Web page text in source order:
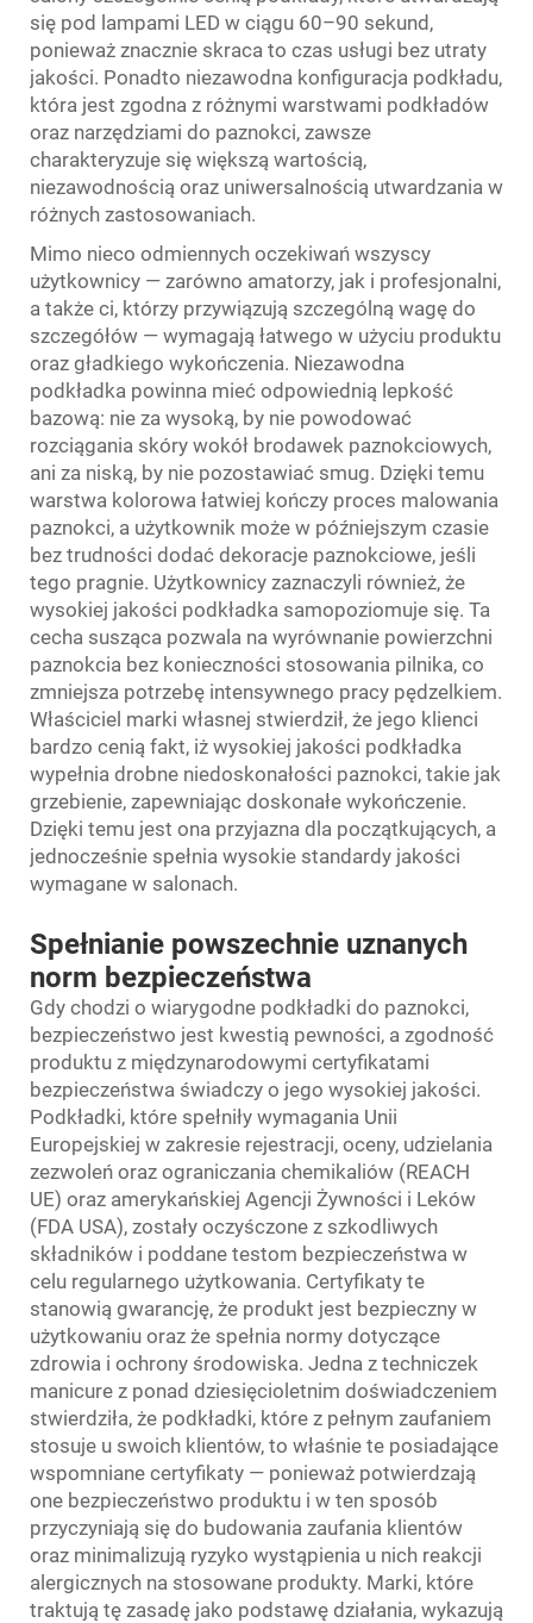
się pod lampami LED w ciągu 60–90 sekund,
ponieważ znacznie skraca to czas usługi bez utraty
jakości. Ponadto niezawodna konfiguracja podkładu,
która jest zgodna z różnymi warstwami podkładów
oraz narzędziami do paznokci, zawsze
charakteryzuje się większą wartością,
niezawodnością oraz uniwersalnością utwardzania w
różnych zastosowaniach.
Mimo nieco odmiennych oczekiwań wszyscy
użytkownicy — zarówno amatorzy, jak i profesjonalni,
a także ci, którzy przywiązują szczególną wagę do
szczegółów — wymagają łatwego w użyciu produktu
oraz gładkiego wykończenia. Niezawodna
podkładka powinna mieć odpowiednią lepkość
bazową: nie za wysoką, by nie powodować
rozciągania skóry wokół brodawek paznokciowych,
ani za niską, by nie pozostawiać smug. Dzięki temu
warstwa kolorowa łatwiej kończy proces malowania
paznokci, a użytkownik może w późniejszym czasie
bez trudności dodać dekoracje paznokciowe, jeśli
tego pragnie. Użytkownicy zaznaczyli również, że
wysokiej jakości podkładka samopoziomuje się. Ta
cecha susząca pozwala na wyrównanie powierzchni
paznokcia bez konieczności stosowania pilnika, co
zmniejsza potrzebę intensywnego pracy pędzelkiem.
Właściciel marki własnej stwierdził, że jego klienci
bardzo cenią fakt, iż wysokiej jakości podkładka
wypełnia drobne niedoskonałości paznokci, takie jak
grzebienie, zapewniając doskonałe wykończenie.
Dzięki temu jest ona przyjazna dla początkujących, a
jednocześnie spełnia wysokie standardy jakości
wymagane w salonach.
Spełnianie powszechnie uznanych
norm bezpieczeństwa
Gdy chodzi o wiarygodne podkładki do paznokci,
bezpieczeństwo jest kwestią pewności, a zgodność
produktu z międzynarodowymi certyfikatami
bezpieczeństwa świadczy o jego wysokiej jakości.
Podkładki, które spełniły wymagania Unii
Europejskiej w zakresie rejestracji, oceny, udzielania
zezwoleń oraz ograniczania chemikaliów (REACH
UE) oraz amerykańskiej Agencji Żywności i Leków
(FDA USA), zostały oczyśczone z szkodliwych
składników i poddane testom bezpieczeństwa w
celu regularnego użytkowania. Certyfikaty te
stanowią gwarancję, że produkt jest bezpieczny w
użytkowaniu oraz że spełnia normy dotyczące
zdrowia i ochrony środowiska. Jedna z techniczek
manicure z ponad dziesięcioletnim doświadczeniem
stwierdziła, że podkładki, które z pełnym zaufaniem
stosuje u swoich klientów, to właśnie te posiadające
wspomniane certyfikaty — ponieważ potwierdzają
one bezpieczeństwo produktu i w ten sposób
przyczyniają się do budowania zaufania klientów
oraz minimalizują ryzyko wystąpienia u nich reakcji
alergicznych na stosowane produkty. Marki, które
traktują tę zasadę jako podstawę działania, wykazują